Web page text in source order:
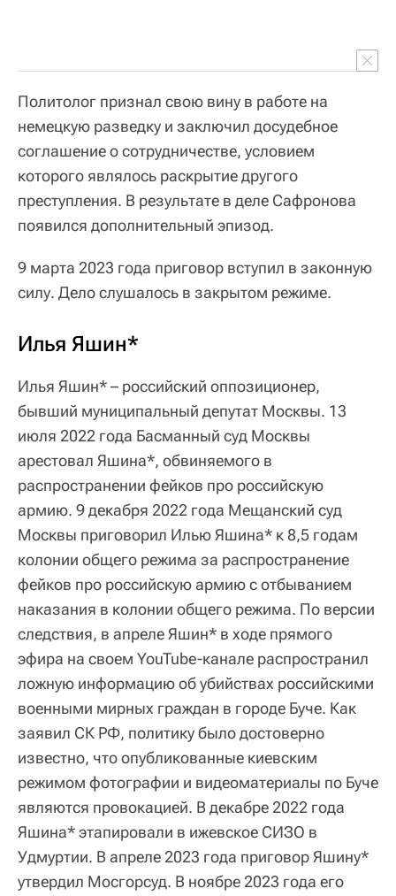
Политолог признал свою вину в работе на
немецкую разведку и заключил досудебное
соглашение о сотрудничестве, условием
которого являлось раскрытие другого
преступления. В результате в деле Сафронова
появился дополнительный эпизод.
9 марта 2023 года приговор вступил в законную
силу. Дело слушалось в закрытом режиме.
Илья Яшин*
Илья Яшин* – российский оппозиционер,
бывший муниципальный депутат Москвы. 13
июля 2022 года Басманный суд Москвы
арестовал Яшина*, обвиняемого в
распространении фейков про российскую
армию. 9 декабря 2022 года Мещанский суд
Москвы приговорил Илью Яшина* к 8,5 годам
колонии общего режима за распространение
фейков про российскую армию с отбыванием
наказания в колонии общего режима. По версии
следствия, в апреле Яшин* в ходе прямого
эфира на своем YouTube-канале распространил
ложную информацию об убийствах российскими
военными мирных граждан в городе Буче. Как
заявил СК РФ, политику было достоверно
известно, что опубликованные киевским
режимом фотографии и видеоматериалы по Буче
являются провокацией. В декабре 2022 года
Яшина* этапировали в ижевское СИЗО в
Удмуртии. В апреле 2023 года приговор Яшину*
утвердил Мосгорсуд. В ноябре 2023 года его